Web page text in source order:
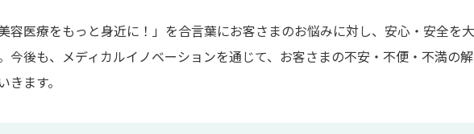
容医療をもっと身近に！」を合言葉にお客さまのお悩みに対し、安心・安全を
今後も、メディカルイノベーションを通じて、お客さまの不安・不便・不満の
きます。